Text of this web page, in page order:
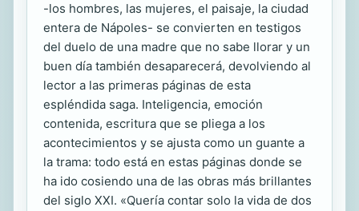
-los hombres, las mujeres, el paisaje, la ciudad
entera de Nápoles- se convierten en testigos
del duelo de una madre que no sabe llorar y un
buen día también desaparecerá, devolviendo al
lector a las primeras páginas de esta
espléndida saga. Inteligencia, emoción
contenida, escritura que se pliega a los
acontecimientos y se ajusta como un guante a
la trama: todo está en estas páginas donde se
ha ido cosiendo una de las obras más brillantes
del siglo XXI. «Quería contar solo la vida de dos